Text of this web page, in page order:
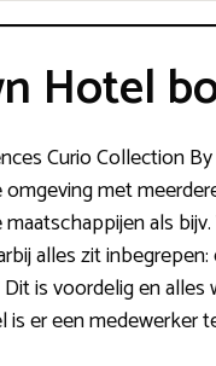
Hotel
Curio Collection
met
als
alles zit
is voordelig en
er een medewerker